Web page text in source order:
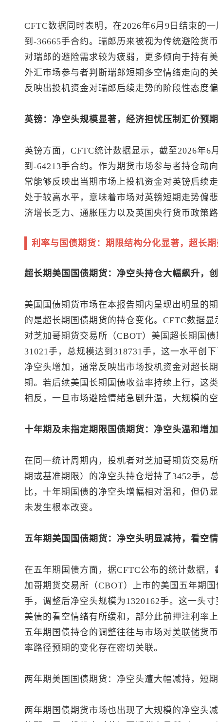
CFTC数据同时表明，在2026年6月9日结束的
到-36665手合约。瑞郎历来被视为传统避险货
对瑞郎的避险需求较为疲弱，更多倾向于持有
外汇市场参与者判断瑞郎短期多空情绪走向的
反映出投机资金对瑞郎后续走势的阶段性态度
英镑：净空头规模显著，经济担忧压制汇价预期
英镑方面，CFTC统计数据显示，截至2026年6
到-64213手合约。作为期货市场参与者持仓动
常能够反映出当期市场上投机资金对英镑后续
处于较高水平，意味着市场对英镑短期走势偏
济增长乏力、通胀压力以及英国央行货币政策
利率与国债期货：期限结构分化显著，超长
超长期美国国债期货：净空头持仓大幅飙升，
美国国债期货市场在本报告期内呈现出明显的
的是超长期国债期货的持仓变化。CFTC数据
对芝加哥期货交易所（CBOT）美国超长期国
31021手，总规模达到318731手，这一水平创
净空头增加，通常反映出市场投机资金对超长
期。若后续美国长期国债收益率持续上行，这
相反，一旦市场避险情绪急剧升温，大规模的
十年期及未指定期限国债期货：净空头温和增加
在同一统计周期内，投机者对芝加哥期货交易
期或基准期限）的净空头持仓增持了3452手，
比，十年期国债的净空头增幅相对温和，但仍
未发生根本改变。
五年期美国国债期货：净空头明显减持，看空
在五年期国债方面，据CFTC公布的统计数据
加哥期货交易所（CBOT）上市的美国五年期
手，调整后净空头规模为1320162手。这一头
美债的看空情绪有所缓和，部分此前押注利率
五年期国债持仓的调整往往与市场对美联储货
率路径预期的变化存在密切关联。
两年期美国国债期货：净空头遭大幅减持，短
两年期国债期货市场也出现了大规模的净空头